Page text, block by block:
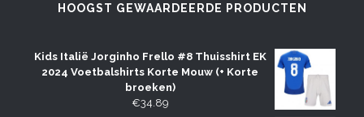
HOOGST GEWAARDEERDE PRODUCTEN
Kids Italië Jorginho Frello #8 Thuisshirt EK
2024 Voetbalshirts Korte Mouw (+ Korte
broeken)
€34.89